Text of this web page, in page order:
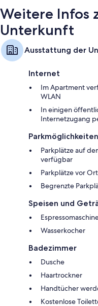
Weitere Infos
Unterkunft
Ausstattung der
Internet
Im Apartment
WLAN
In einigen
Internetzugang
Parkplätze auf
verfügbar
Parkplätze vor
Begrenzte
Speisen und
Wasserkocher
Badezimmer
Dusche
Haartrockner
Handtücher
Kostenlose